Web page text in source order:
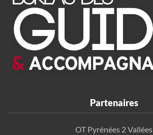
Partenaires
OT Pyrénées 2 Vallées